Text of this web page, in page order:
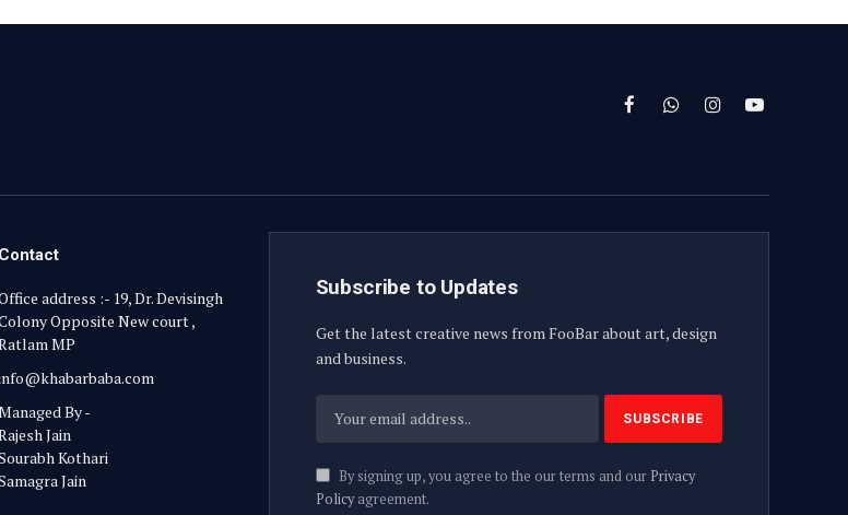
FacebookWhatsAppInstagramYouTube
Contact
address :- 19, Dr. Devisingh
Opposite New court ,
MP
By -
Jain
Kothari
Jain
Subscribe to Updates
Get the latest creative news from FooBar about art, design
and business.
By signing up, you agree to the our terms and our Privacy
Policyagreement.